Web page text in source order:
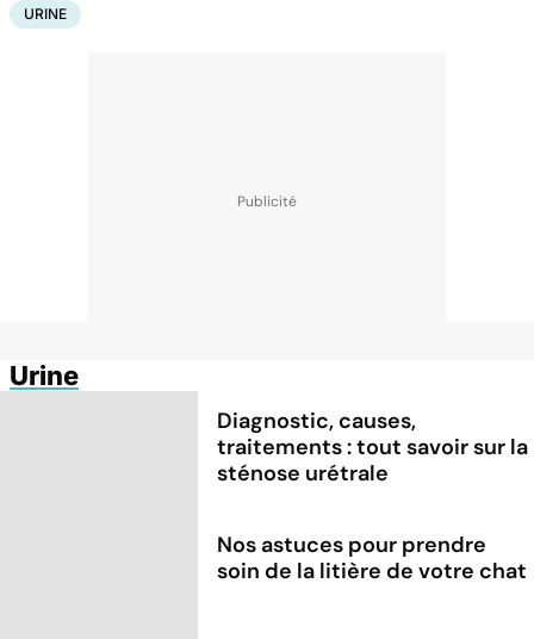
URINE
Urine
Diagnostic, causes,
traitements : tout savoir sur la
sténose urétrale
Nos astuces pour prendre
soin de la litière de votre chat